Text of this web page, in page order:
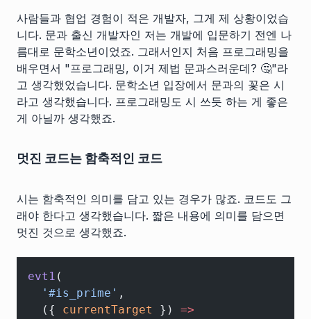
사람들과 협업 경험이 적은 개발자, 그게 제 상황이었습
니다. 문과 출신 개발자인 저는 개발에 입문하기 전엔 나
름대로 문학소년이었죠. 그래서인지 처음 프로그래밍을
배우면서 "프로그래밍, 이거 제법 문과스러운데? 🤔"라
고 생각했었습니다. 문학소년 입장에서 문과의 꽃은 시
라고 생각했습니다. 프로그래밍도 시 쓰듯 하는 게 좋은
게 아닐까 생각했죠.
멋진 코드는 함축적인 코드
시는 함축적인 의미를 담고 있는 경우가 많죠. 코드도 그
래야 한다고 생각했습니다. 짧은 내용에 의미를 담으면
멋진 것으로 생각했죠.
evt1 (
  '#is_prime'
,
  ({
currentTarget }) =>